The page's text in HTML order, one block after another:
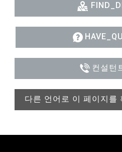
컨설턴
다른 언어로 이 페이지를